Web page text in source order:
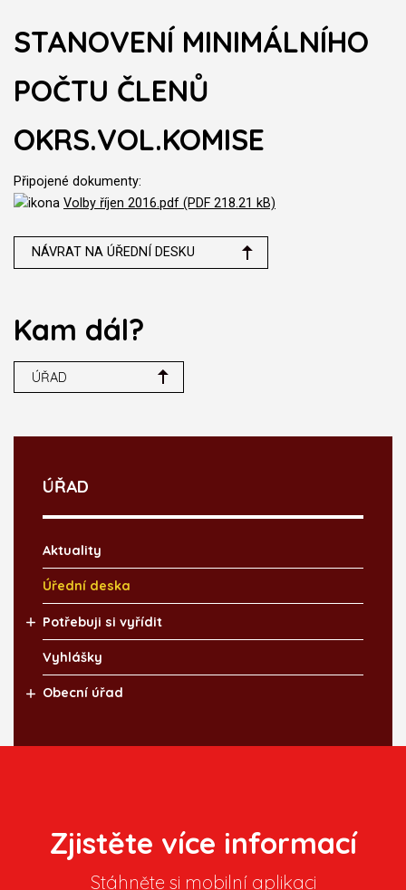
STANOVENÍ MINIMÁLNÍHO
POČTU ČLENŮ
OKRS.VOL.KOMISE
Připojené dokumenty:
Volby říjen 2016.pdf (PDF 218.21 kB)
NÁVRAT NA ÚŘEDNÍ DESKU
Kam dál?
ÚŘAD
ÚŘAD
Aktuality
Úřední deska
Potřebuji si vyřídit
Vyhlášky
Obecní úřad
Zjistěte více informací
Stáhněte si mobilní aplikaci